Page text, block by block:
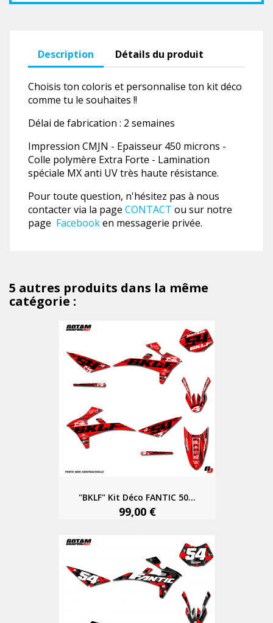
Description Détails du produit
Choisis ton coloris et personnalise ton kit déco
comme tu le souhaites !!
Délai de fabrication : 2 semaines
Impression CMJN - Epaisseur 450 microns -
Colle polymère Extra Forte - Lamination
spéciale MX anti UV très haute résistance.
Pour toute question, n'hésitez pas à nous
contacter via la page CONTACT ou sur notre
page Facebooken messagerie privée.
5 autres produits dans la même
catégorie :
"BKLF" Kit Déco FANTIC 50...
99,00 €